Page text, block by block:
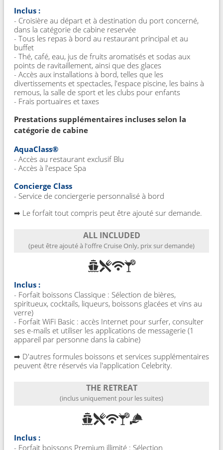
Inclus :
- Croisière au départ et à destination du port concerné,
dans la catégorie de cabine reservée
- Tous les repas à bord au restaurant principal et au
buffet
- Thé, café, eau, jus de fruits aromatisés et sodas aux
points de ravitaillement, ainsi que des glaces
- Accès aux installations à bord, telles que les
divertissements et spectacles, l'espace piscine, les bains à
remous, la salle de sport et les clubs pour enfants
- Frais portuaires et taxes
Prestations supplémentaires incluses selon la
catégorie de cabine
AquaClass®
- Accès au restaurant exclusif Blu
- Accès à l'espace Spa
Concierge Class
- Service de conciergerie personnalisé à bord
➡ Le forfait tout compris peut être ajouté sur demande.
ALL INCLUDED
(peut être ajouté à l'offre Cruise Only, prix sur demande)
Inclus :
- Forfait boissons Classique : Sélection de bières,
spiritueux, cocktails, liqueurs, boissons glacées et vins au
verre)
- Forfait WiFi Basic : accès Internet pour surfer, consulter
ses e-mails et utiliser les applications de messagerie (1
appareil par personne dans la cabine)
➡ D'autres formules boissons et services supplémentaires
peuvent être réservés via l'application Celebrity.
THE RETREAT
(inclus uniquement pour les suites)
Inclus :
- Forfait boissons Premium illimité : Sélection